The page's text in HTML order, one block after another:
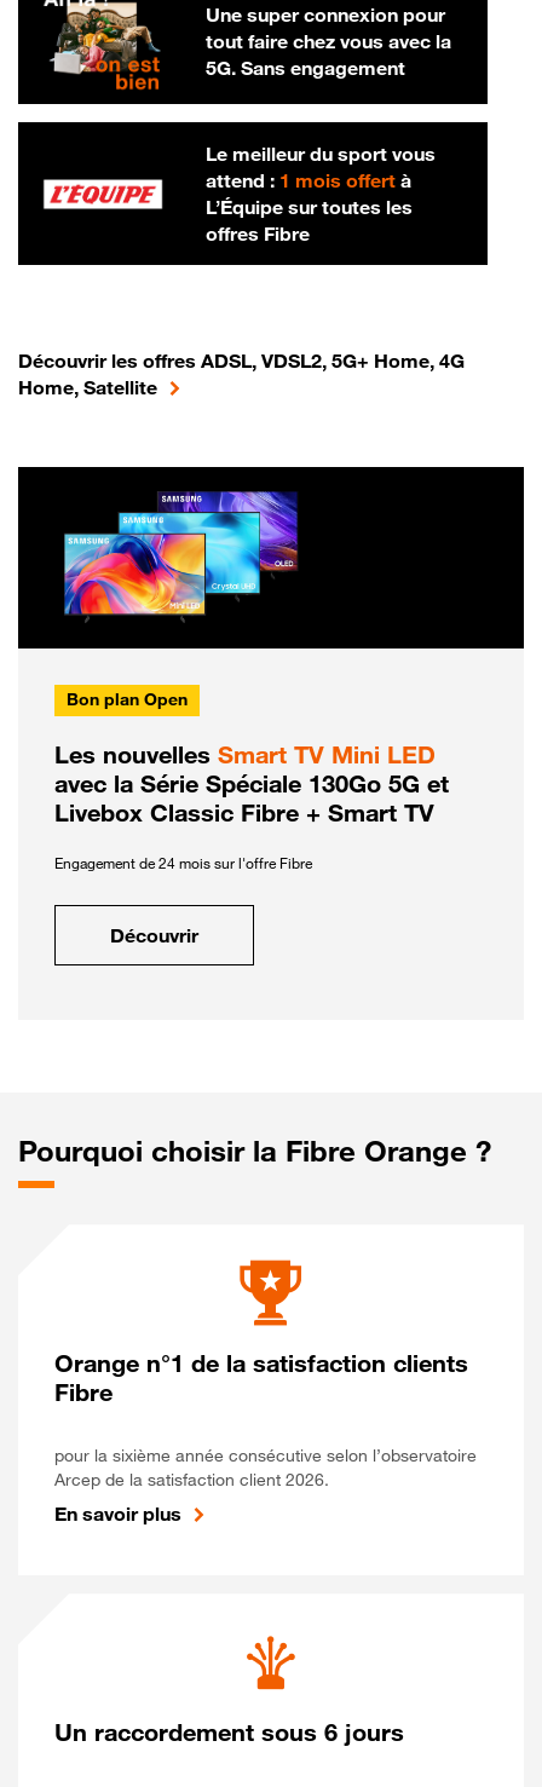
Une super connexion pour
tout faire chez vous avec la
5G. Sans engagement
Le meilleur du sport vous
attend : 1 mois offertà
L’Équipe sur toutes les
offres Fibre
Découvrir les offres ADSL, VDSL2, 5G+ Home, 4G
Home, Satellite
Bon plan Open
Les nouvelles Smart TV Mini LED
avec la Série Spéciale 130Go 5G et
Livebox Classic Fibre + Smart TV
Engagement de 24 mois sur l'offre Fibre
Découvrir
Pourquoi choisir la Fibre Orange ?
Orange n°1 de la satisfaction clients
Fibre
pour la sixième année consécutive selon l’observatoire
Arcep de la satisfaction client 2026.
En savoir plus
Un raccordement sous 6 jours